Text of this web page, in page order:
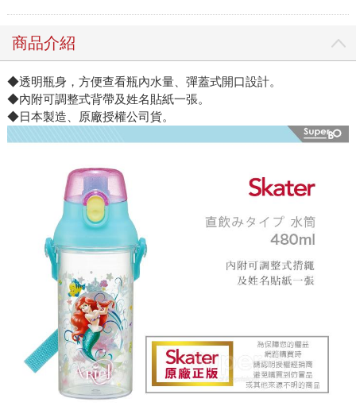
商品介紹
◆透明瓶身，方便查看瓶內水量、彈蓋式開口設計。
◆內附可調整式背帶及姓名貼紙一張。
◆日本製造、原廠授權公司貨。